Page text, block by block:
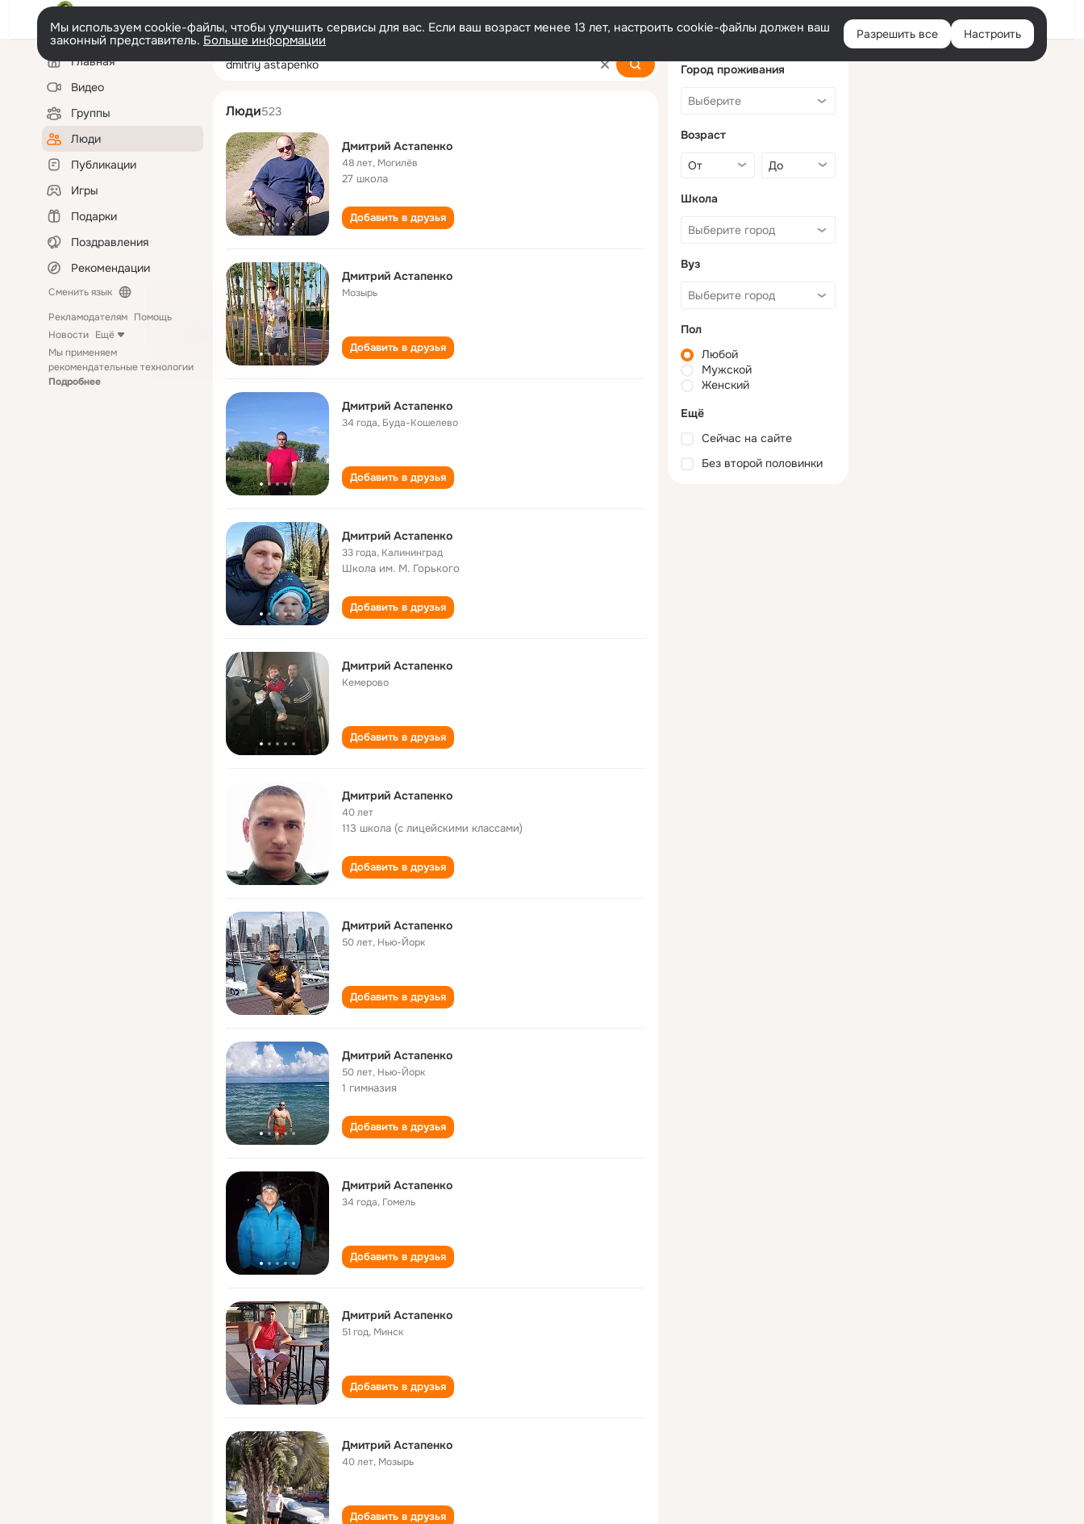
Войти
Мы используем cookie-файлы, чтобы улучшить сервисы для вас. Если ваш возраст менее 13 лет, настроить cookie-файлы должен ваш
законный представитель. Больше информации Разрешить все Настроить
Левая
колонкаГлавная
Видео
Группы
Люди
Публикации
Игры
Подарки
Поздравления
Рекомендации
Сменить язык
Рекламодателям Помощь
Новости Ещё
Мы применяем
рекомендательные технологии
Подробнее
dmitriy astapenko
Люди523
Дмитрий Астапенко
48 лет, Могилёв
27 школа
Добавить в друзья
Дмитрий Астапенко
Мозырь
Добавить в друзья
Дмитрий Астапенко
34 года, Буда-Кошелево
Добавить в друзья
Дмитрий Астапенко
33 года, Калининград
Школа им. М. Горького
Добавить в друзья
Дмитрий Астапенко
Кемерово
Добавить в друзья
Дмитрий Астапенко
40 лет
113 школа (с лицейскими классами)
Добавить в друзья
Дмитрий Астапенко
50 лет, Нью-Йорк
Добавить в друзья
Дмитрий Астапенко
50 лет, Нью-Йорк
1 гимназия
Добавить в друзья
Дмитрий Астапенко
34 года, Гомель
Добавить в друзья
Дмитрий Астапенко
51 год, Минск
Добавить в друзья
Дмитрий Астапенко
40 лет, Мозырь
Добавить в друзья
Город проживания
Возраст
Школа
Вуз
Пол
Любой
Мужской
Женский
Ещё
Сейчас на сайте
Без второй половинки